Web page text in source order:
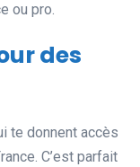
ou pro.
des
te donnent accès
C’est parfait